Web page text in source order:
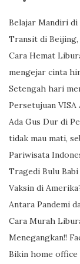
Belajar Mandiri
Transit di
Cara Hemat
mengejar cinta
Setengah hari
Persetujuan
Ada Gus Dur di
tidak mau mati,
Pariwisata
Tragedi Bulu Babi
Vaksin di
Antara Pandemi
Cara Murah
Menegangkan!!
Bikin home office